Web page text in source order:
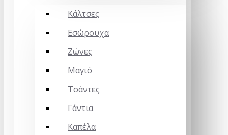
Κάλτσες
Εσώρουχα
Ζώνες
Μαγιό
Τσάντες
Γάντια
Καπέλα